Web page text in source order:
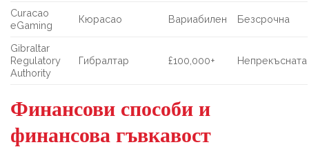
Curacao
eGaming
Кюрасао Вариабилен Безсрочна
Gibraltar
Regulatory
Authority
Гибралтар £100,000+ Непрекъсната
Финансови способи и
финансова гъвкавост